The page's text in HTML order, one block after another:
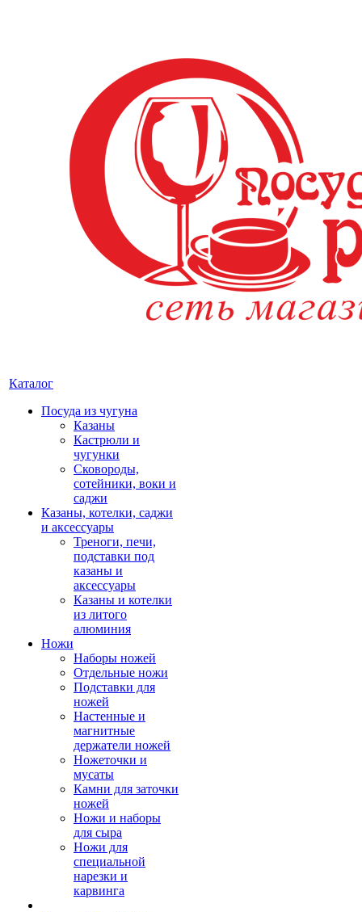
Каталог
Посуда из чугуна
Казаны
Кастрюли и
чугунки
Сковороды,
сотейники, воки и
саджи
Казаны, котелки, саджи
и аксессуары
Треноги, печи,
подставки под
казаны и
аксессуары
Казаны и котелки
из литого
алюминия
Ножи
Наборы ножей
Отдельные ножи
Подставки для
ножей
Настенные и
магнитные
держатели ножей
Ножеточки и
мусаты
Камни для заточки
ножей
Ножи и наборы
для сыра
Ножи для
специальной
нарезки и
карвинга